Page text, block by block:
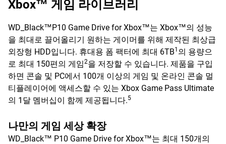
Xbox™ 게임 라이브러리
WD_Black™P10 Game Drive for Xbox™는 Xbox™의 성능
을 최대로 끌어올리기 원하는 게이머를 위해 제작된 최상급
외장형 HDD입니다. 휴대용 폼 팩터에 최대 6TB1 의 용량으
로 최대 150편의 게임2을 저장할 수 있습니다. 제품을 구입
하면 콘솔 및 PC에서 100개 이상의 게임 및 온라인 콘솔 멀
티플레이어에 액세스할 수 있는 Xbox Game Pass Ultimate
의 1달 멤버십이 함께 제공됩니다.5
나만의 게임 세상 확장
WD_Black™ P10 Game Drive for Xbox™는 최대 150개의